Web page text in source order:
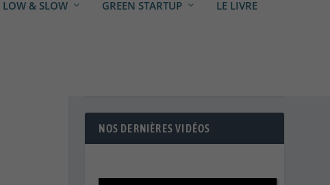
LOW & SLOW GREEN STARTUP LE LIVRE
NOS DERNIÈRES VIDÉOS